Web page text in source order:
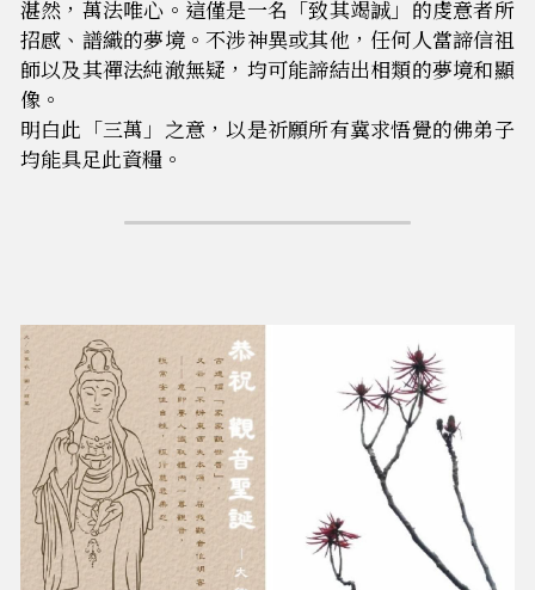
湛然，萬法唯心。這僅是一名「致其竭誠」的虔意者所
招感、譜織的夢境。不涉神異或其他，任何人當諦信祖
師以及其禪法純澈無疑，均可能諦結出相類的夢境和顯
像。
明白此「三萬」之意，以是祈願所有冀求悟覺的佛弟子
均能具足此資糧。